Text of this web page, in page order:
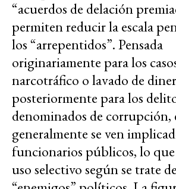
“acuerdos de delación
permiten reducir la escala
los “arrepentidos”. Pensada
originariamente para los
narcotráfico o lavado de
posteriormente para los
denominados de corrupción,
generalmente se ven
funcionarios públicos, lo que
uso selectivo según se trate